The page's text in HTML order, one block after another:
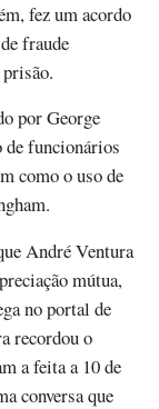
fez um acordo
fraude
por George
funcionários
como o uso de
André Ventura
mútua,
no portal de
recordou o
a feita a 10 de
conversa que